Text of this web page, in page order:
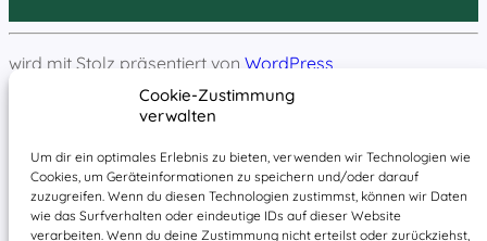
Cookie-Zustimmung
verwalten
Um dir ein optimales Erlebnis zu bieten, verwenden wir Technologien wie
Cookies, um Geräteinformationen zu speichern und/oder darauf
zuzugreifen. Wenn du diesen Technologien zustimmst, können wir Daten
wie das Surfverhalten oder eindeutige IDs auf dieser Website
verarbeiten. Wenn du deine Zustimmung nicht erteilst oder zurückziehst,
wird mit Stolz präsentiert von WordPress